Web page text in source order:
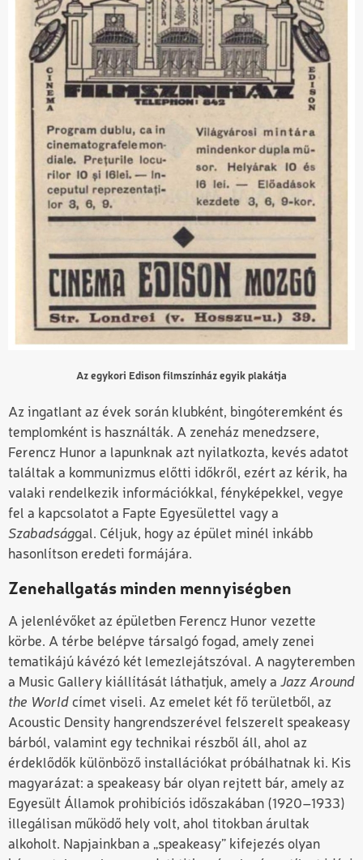
Az egykori Edison filmszínház egyik plakátja
Az ingatlant az évek során klubként, bingóteremként és
templomként is használták. A zeneház menedzsere,
Ferencz Hunor a lapunknak azt nyilatkozta, kevés adatot
találtak a kommunizmus előtti időkről, ezért az kérik, ha
valaki rendelkezik információkkal, fényképekkel, vegye
fel a kapcsolatot a Fapte Egyesülettel vagy a
Szabadsággal. Céljuk, hogy az épület minél inkább
hasonlítson eredeti formájára.
Zenehallgatás minden mennyiségben
A jelenlévőket az épületben Ferencz Hunor vezette
körbe. A térbe belépve társalgó fogad, amely zenei
tematikájú kávézó két lemezlejátszóval. A nagyteremben
a Music Gallery kiállítását láthatjuk, amely a Jazz Around
the World címet viseli. Az emelet két fő területből, az
Acoustic Density hangrendszerével felszerelt speakeasy
bárból, valamint egy technikai részből áll, ahol az
érdeklődők különböző installációkat próbálhatnak ki. Kis
magyarázat: a speakeasy bár olyan rejtett bár, amely az
Egyesült Államok prohibíciós időszakában (1920–1933)
illegálisan működő hely volt, ahol titokban árultak
alkoholt. Napjainkban a „speakeasy” kifejezés olyan